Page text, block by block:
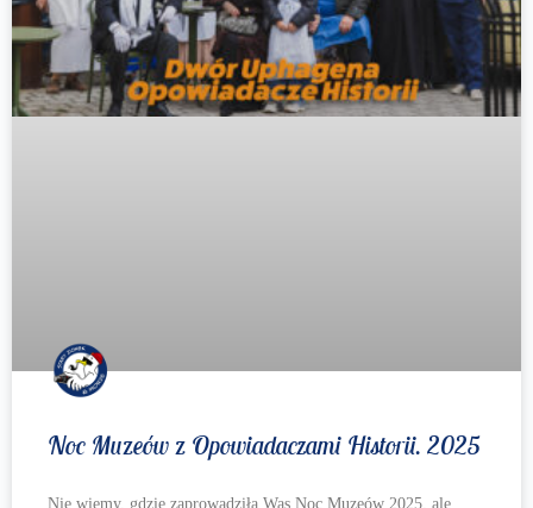
Noc Muzeów z Opowiadaczami Historii. 2025
Nie wiemy, gdzie zaprowadziła Was Noc Muzeów 2025, ale